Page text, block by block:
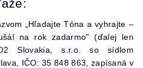
„Hľadajte Tóna a vyhrajte –
na rok zadarmo" (ďalej len
Slovakia, s.r.o. so sídlom
IČO: 35 848 863, zapísaná v